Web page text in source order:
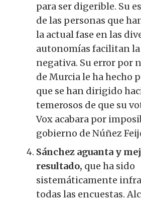
para ser digerible. Su
de las personas que
la actual fase en las
autonomías facilitan
negativa. Su error por
de Murcia le ha hecho
que se han dirigido
temerosos de que su
Vox acabara por
gobierno de Núñez
Sánchez aguanta y
resultado, que ha sido
sistemáticamente
todas las encuestas.